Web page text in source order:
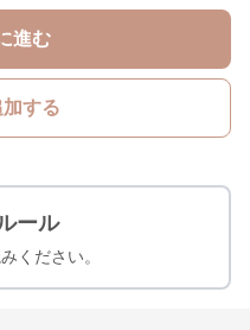
進む
する
ール
ください。